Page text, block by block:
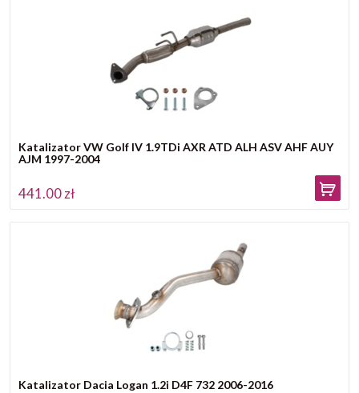
Katalizator VW Golf IV 1.9TDi AXR ATD ALH ASV AHF AUY
AJM 1997-2004
441.00 zł
Katalizator Dacia Logan 1.2i D4F 732 2006-2016